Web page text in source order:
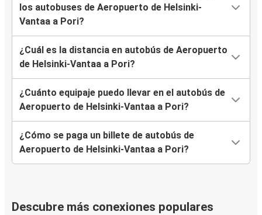
los autobuses de Aeropuerto de Helsinki-
Vantaa a Pori?
¿Cuál es la distancia en autobús de Aeropuerto
de Helsinki-Vantaa a Pori?
¿Cuánto equipaje puedo llevar en el autobús de
Aeropuerto de Helsinki-Vantaa a Pori?
¿Cómo se paga un billete de autobús de
Aeropuerto de Helsinki-Vantaa a Pori?
Descubre más conexiones populares